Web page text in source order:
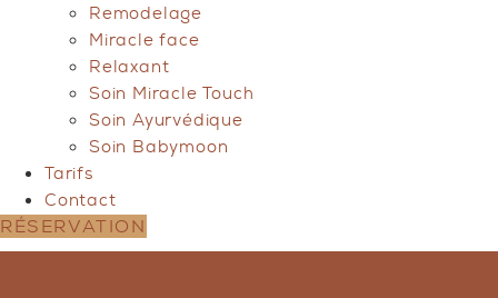
Remodelage
Miracle face
Relaxant
Soin Miracle Touch
Soin Ayurvédique
Soin Babymoon
Tarifs
Contact
RÉSERVATION